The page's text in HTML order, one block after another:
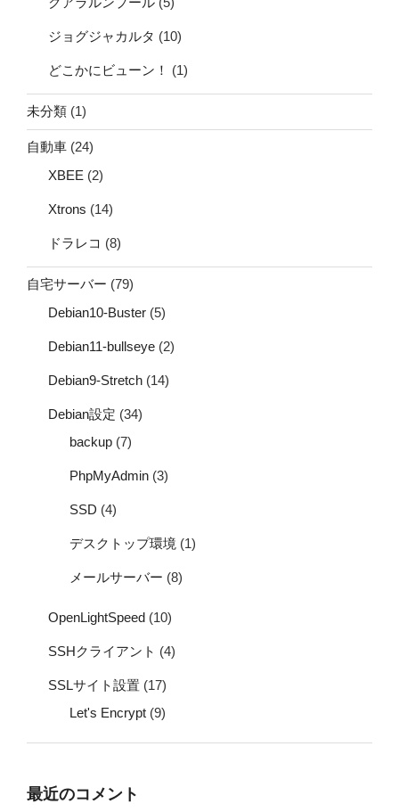
ジョグジャカルタ (10)
どこかにビューン！ (1)
未分類 (1)
自動車 (24)
XBEE (2)
Xtrons (14)
ドラレコ (8)
自宅サーバー (79)
Debian10-Buster (5)
Debian11-bullseye (2)
Debian9-Stretch (14)
Debian設定 (34)
backup (7)
PhpMyAdmin (3)
SSD (4)
デスクトップ環境 (1)
メールサーバー (8)
OpenLightSpeed (10)
SSHクライアント (4)
SSLサイト設置 (17)
Let's Encrypt (9)
最近のコメント